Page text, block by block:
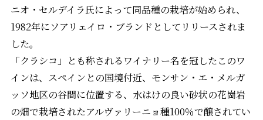
ニオ・セルデイラ氏によって同品種の栽培が始められ、
1982年にソアリェイロ・ブランドとしてリリースされま
した。
「クラシコ」とも称されるワイナリー名を冠したこのワ
インは、スペインとの国境付近、モンサン・エ・メルガ
ッソ地区の谷間に位置する、水はけの良い砂状の花崗岩
の畑で栽培されたアルヴァリーニョ種100％で醸されてい